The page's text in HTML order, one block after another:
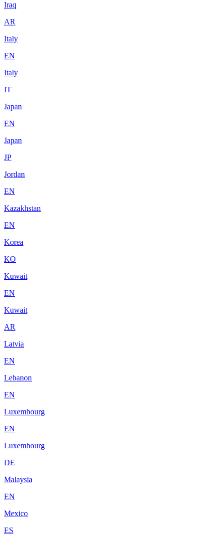
Iraq
AR
Italy
EN
Italy
IT
Japan
EN
Japan
JP
Jordan
EN
Kazakhstan
EN
Korea
KO
Kuwait
EN
Kuwait
AR
Latvia
EN
Lebanon
EN
Luxembourg
EN
Luxembourg
DE
Malaysia
EN
Mexico
ES